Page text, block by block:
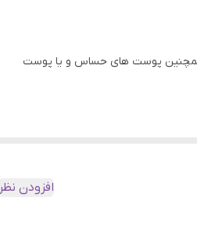
همچنین پوست های حساس و یا پوست
افزودن نظر